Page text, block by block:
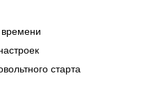
старта